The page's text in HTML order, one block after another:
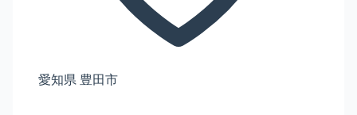
愛知県 豊田市